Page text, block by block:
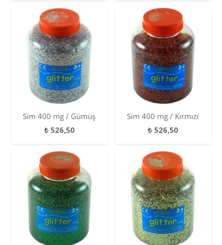
Sim 400 mg / Gümüş
₺526,50
Sim 400 mg / Kırmızı
₺526,50